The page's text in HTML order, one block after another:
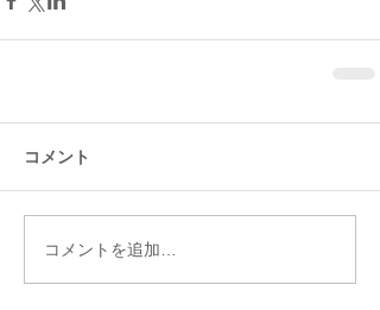
コメント
コメントを追加…